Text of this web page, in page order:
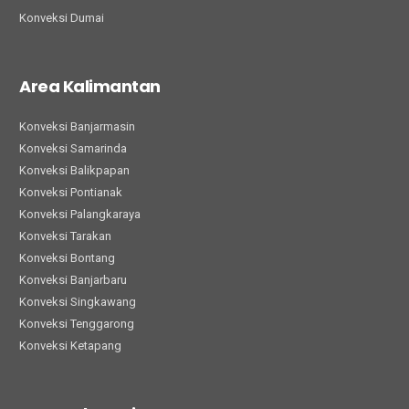
Konveksi Dumai
Area Kalimantan
Konveksi Banjarmasin
Konveksi Samarinda
Konveksi Balikpapan
Konveksi Pontianak
Konveksi Palangkaraya
Konveksi Tarakan
Konveksi Bontang
Konveksi Banjarbaru
Konveksi Singkawang
Konveksi Tenggarong
Konveksi Ketapang